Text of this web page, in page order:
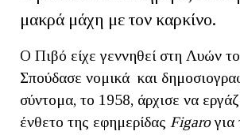
μακρά μάχη με τον καρκίνο.
Ο Πιβό είχε γεννηθεί στη Λυών
Σπούδασε νομικά και
σύντομα, το 1958, άρχισε να
ένθετο της εφημερίδας Figaroγια